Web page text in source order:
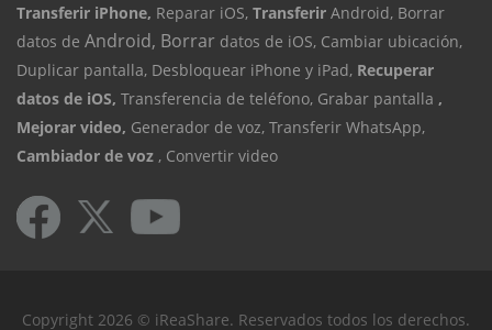
Transferir iPhone, Reparar iOS, Transferir Android, Borrar
datos de Android, Borrar datos de iOS, Cambiar ubicación,
Duplicar pantalla, Desbloquear iPhone y iPad, Recuperar
datos de iOS, Transferencia de teléfono, Grabar pantalla ,
Mejorar video, Generador de voz, Transferir WhatsApp,
Cambiador de voz , Convertir video
Copyright 2026 © iReaShare. Reservados todos los derechos.